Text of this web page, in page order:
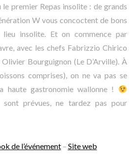
le premier Repas insolite : de grands
W vous concoctent de bons
insolite. Et on commence par
avec les chefs Fabrizzio Chirico
Bourguignon (Le D’Arville). À
comprises), on ne va pas se
haute gastronomie wallonne !
prévues, ne tardez pas pour
de l’événement– Site web